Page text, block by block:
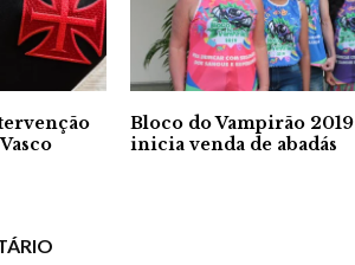
Bloco do Vampirão 2019
inicia venda de abadás